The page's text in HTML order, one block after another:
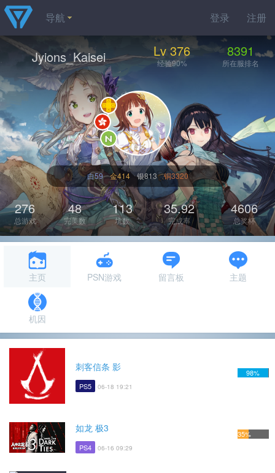
登录 注册
导航
Jyions_Kaisei Lv 376
经验90%
8391
所在服排名
白59 金414 银813 铜3320
276
总游戏
48
完美数
113
坑数
35.92
完成率
4606
总奖杯
主页 PSN游戏 留言板 主题
机因
刺客信条 影
PS5 06-18 19:21
98%
如龙 极3
PS4 06-16 09:29
35%